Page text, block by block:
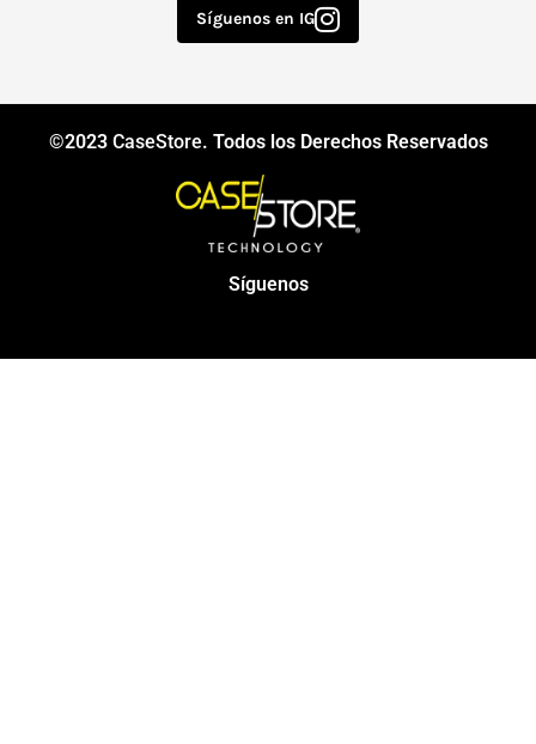
Síguenos en IG
©2023 CaseStore. Todos los Derechos Reservados
Síguenos